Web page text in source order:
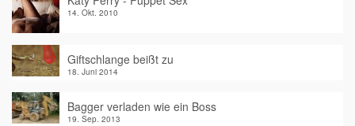
14. Okt. 2010
Giftschlange beißt zu
18. Juni 2014
Bagger verladen wie ein Boss
19. Sep. 2013